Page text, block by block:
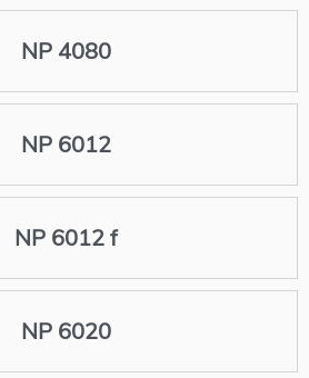
NP 4080
NP 6012
NP 6012 f
NP 6020